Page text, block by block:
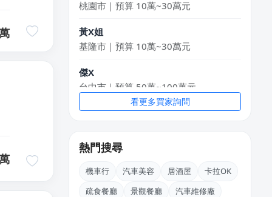
黃X姐
基隆市｜預算 10萬~30萬元
傑X
台中市｜預算 50萬~100萬元
李X生
新北市｜預算 10萬元以下
新北市｜預算 10萬~30萬元
姜X炮
桃園市｜預算 30萬~50萬元
看更多買家詢問
熱門搜尋
機車行 汽車美容 居酒屋
卡拉OK
疏食餐廳
景觀餐廳
汽車維修廠